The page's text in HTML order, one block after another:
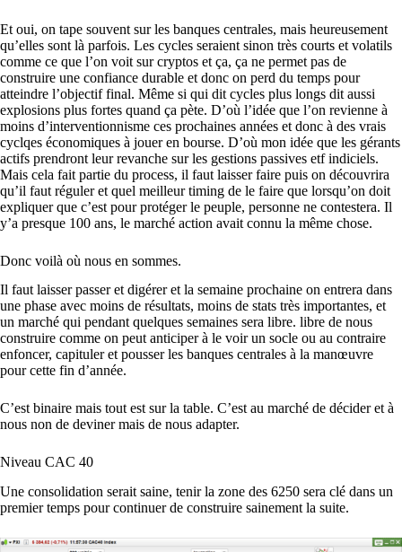
Et oui, on tape souvent sur les banques centrales, mais heureusement
qu’elles sont là parfois. Les cycles seraient sinon très courts et volatils
comme ce que l’on voit sur cryptos et ça, ça ne permet pas de
construire une confiance durable et donc on perd du temps pour
atteindre l’objectif final. Même si qui dit cycles plus longs dit aussi
explosions plus fortes quand ça pète. D’où l’idée que l’on revienne à
moins d’interventionnisme ces prochaines années et donc à des vrais
cyclqes économiques à jouer en bourse. D’où mon idée que les gérants
actifs prendront leur revanche sur les gestions passives etf indiciels.
Mais cela fait partie du process, il faut laisser faire puis on découvrira
qu’il faut réguler et quel meilleur timing de le faire que lorsqu’on doit
expliquer que c’est pour protéger le peuple, personne ne contestera. Il
y’a presque 100 ans, le marché action avait connu la même chose.
Donc voilà où nous en sommes.
Il faut laisser passer et digérer et la semaine prochaine on entrera dans
une phase avec moins de résultats, moins de stats très importantes, et
un marché qui pendant quelques semaines sera libre. libre de nous
construire comme on peut anticiper à le voir un socle ou au contraire
enfoncer, capituler et pousser les banques centrales à la manœuvre
pour cette fin d’année.
C’est binaire mais tout est sur la table. C’est au marché de décider et à
nous non de deviner mais de nous adapter.
Niveau CAC 40
Une consolidation serait saine, tenir la zone des 6250 sera clé dans un
premier temps pour continuer de construire sainement la suite.